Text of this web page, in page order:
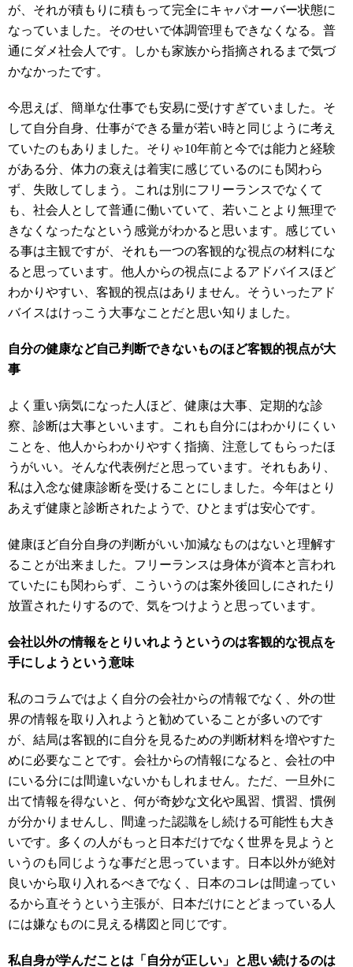
が、それが積もりに積もって完全にキャパオーバー状態に
なっていました。そのせいで体調管理もできなくなる。普
通にダメ社会人です。しかも家族から指摘されるまで気づ
かなかったです。
今思えば、簡単な仕事でも安易に受けすぎていました。そ
して自分自身、仕事ができる量が若い時と同じように考え
ていたのもありました。そりゃ10年前と今では能力と経験
がある分、体力の衰えは着実に感じているのにも関わら
ず、失敗してしまう。これは別にフリーランスでなくて
も、社会人として普通に働いていて、若いことより無理で
きなくなったなという感覚がわかると思います。感じてい
る事は主観ですが、それも一つの客観的な視点の材料にな
ると思っています。他人からの視点によるアドバイスほど
わかりやすい、客観的視点はありません。そういったアド
バイスはけっこう大事なことだと思い知りました。
自分の健康など自己判断できないものほど客観的視点が大
事
よく重い病気になった人ほど、健康は大事、定期的な診
察、診断は大事といいます。これも自分にはわかりにくい
ことを、他人からわかりやすく指摘、注意してもらったほ
うがいい。そんな代表例だと思っています。それもあり、
私は入念な健康診断を受けることにしました。今年はとり
あえず健康と診断されたようで、ひとまずは安心です。
健康ほど自分自身の判断がいい加減なものはないと理解す
ることが出来ました。フリーランスは身体が資本と言われ
ていたにも関わらず、こういうのは案外後回しにされたり
放置されたりするので、気をつけようと思っています。
会社以外の情報をとりいれようというのは客観的な視点を
手にしようという意味
私のコラムではよく自分の会社からの情報でなく、外の世
界の情報を取り入れようと勧めていることが多いのです
が、結局は客観的に自分を見るための判断材料を増やすた
めに必要なことです。会社からの情報になると、会社の中
にいる分には間違いないかもしれません。ただ、一旦外に
出て情報を得ないと、何が奇妙な文化や風習、慣習、慣例
が分かりませんし、間違った認識をし続ける可能性も大き
いです。多くの人がもっと日本だけでなく世界を見ようと
いうのも同じような事だと思っています。日本以外が絶対
良いから取り入れるべきでなく、日本のコレは間違ってい
るから直そうという主張が、日本だけにとどまっている人
には嫌なものに見える構図と同じです。
私自身が学んだことは「自分が正しい」と思い続けるのは